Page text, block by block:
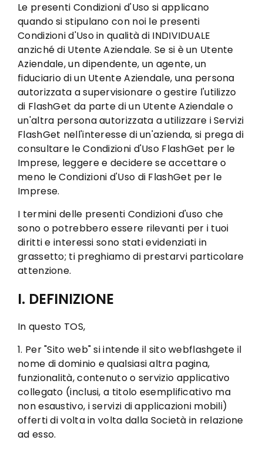
Le presenti Condizioni d'Uso si applicano
quando si stipulano con noi le presenti
Condizioni d'Uso in qualità di INDIVIDUALE
anziché di Utente Aziendale. Se si è un Utente
Aziendale, un dipendente, un agente, un
fiduciario di un Utente Aziendale, una persona
autorizzata a supervisionare o gestire l'utilizzo
di FlashGet da parte di un Utente Aziendale o
un'altra persona autorizzata a utilizzare i Servizi
FlashGet nell'interesse di un'azienda, si prega di
consultare le Condizioni d'Uso FlashGet per le
Imprese, leggere e decidere se accettare o
meno le Condizioni d'Uso di FlashGet per le
Imprese.
I termini delle presenti Condizioni d'uso che
sono o potrebbero essere rilevanti per i tuoi
diritti e interessi sono stati evidenziati in
grassetto; ti preghiamo di prestarvi particolare
attenzione.
I. DEFINIZIONE
In questo TOS,
1. Per "Sito web" si intende il sito webflashgete il
nome di dominio e qualsiasi altra pagina,
funzionalità, contenuto o servizio applicativo
collegato (inclusi, a titolo esemplificativo ma
non esaustivo, i servizi di applicazioni mobili)
offerti di volta in volta dalla Società in relazione
ad esso.